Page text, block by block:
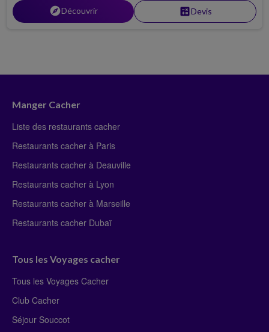
exploreDécouvrir calculateDevis
Manger Cacher
Liste des restaurants cacher
Restaurants cacher à Paris
Restaurants cacher à Deauville
Restaurants cacher à Lyon
Restaurants cacher à Marseille
Restaurants cacher Dubaï
Tous les Voyages cacher
Tous les Voyages Cacher
Club Cacher
Séjour Souccot